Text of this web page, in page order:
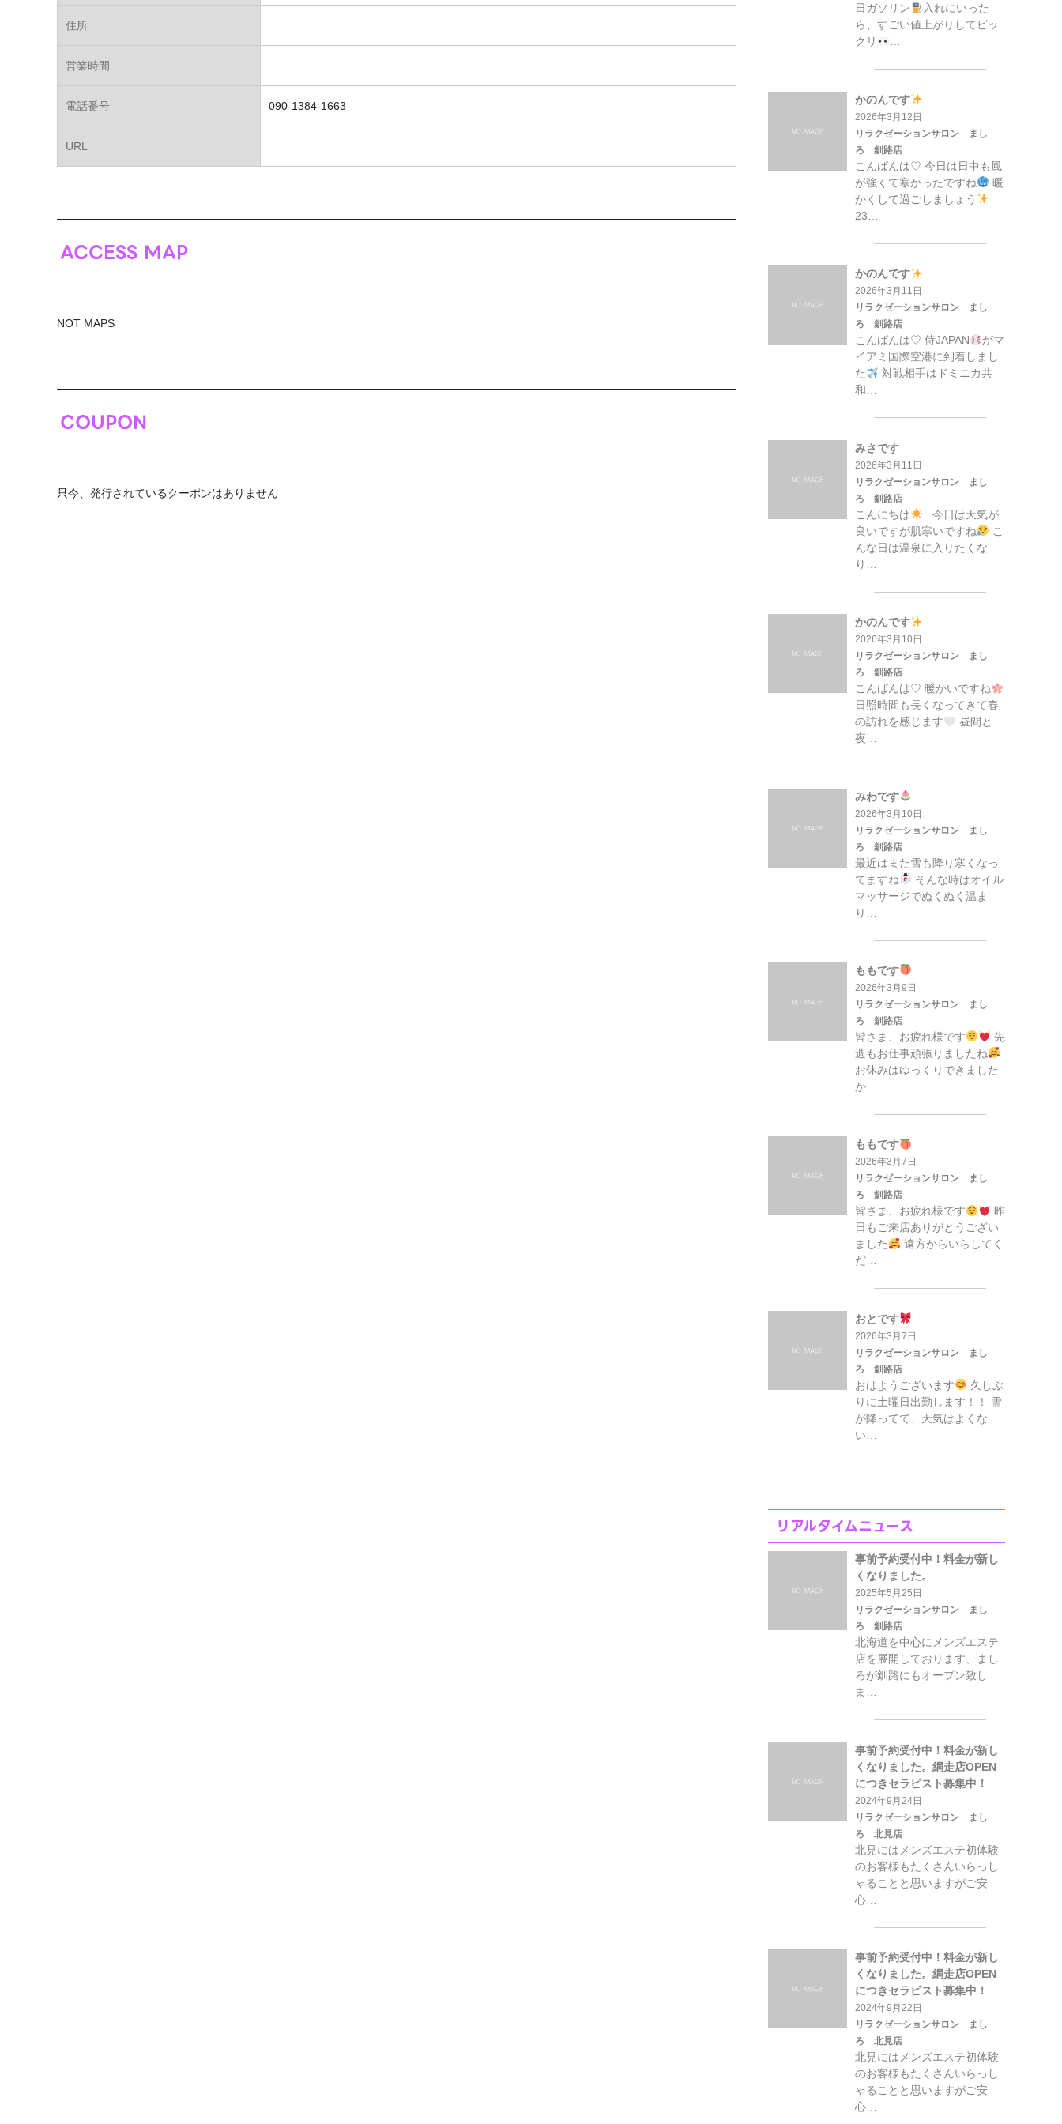
住所
営業時間
電話番号 090-1384-1663
URL
ACCESS MAP
NOT MAPS
COUPON
只今、発行されているクーポンはありません
日ガソリン
入れにいった
ら、すごい値上がりしてビッ
クリ
…
かのんです
2026年3月12日
リラクゼーションサロン まし
ろ 釧路店
こんばんは♡ 今日は日中も風
が強くて寒かったですね
暖
かくして過ごしましょう
23…
かのんです
2026年3月11日
リラクゼーションサロン まし
ろ 釧路店
こんばんは♡ 侍JAPAN
がマ
イアミ国際空港に到着しまし
た
対戦相手はドミニカ共
和…
みさです
2026年3月11日
リラクゼーションサロン まし
ろ 釧路店
こんにちは
今日は天気が
良いですが肌寒いですね
こ
んな日は温泉に入りたくな
り…
かのんです
2026年3月10日
リラクゼーションサロン まし
ろ 釧路店
こんばんは♡ 暖かいですね
日照時間も長くなってきて春
の訪れを感じます
昼間と
夜…
みわです
2026年3月10日
リラクゼーションサロン まし
ろ 釧路店
最近はまた雪も降り寒くなっ
てますね
そんな時はオイル
マッサージでぬくぬく温ま
り…
ももです
2026年3月9日
リラクゼーションサロン まし
ろ 釧路店
皆さま、お疲れ様です
先
週もお仕事頑張りましたね
お休みはゆっくりできました
か…
ももです
2026年3月7日
リラクゼーションサロン まし
ろ 釧路店
皆さま、お疲れ様です
昨
日もご来店ありがとうござい
ました
遠方からいらしてく
だ…
おとです
2026年3月7日
リラクゼーションサロン まし
ろ 釧路店
おはようございます
久しぶ
りに土曜日出勤します！！ 雪
が降ってて、天気はよくな
い…
リアルタイムニュース
事前予約受付中！料金が新し
くなりました。
2025年5月25日
リラクゼーションサロン まし
ろ 釧路店
北海道を中心にメンズエステ
店を展開しております、まし
ろが釧路にもオープン致し
ま…
事前予約受付中！料金が新し
くなりました。網走店OPEN
につきセラピスト募集中！
2024年9月24日
リラクゼーションサロン まし
ろ 北見店
北見にはメンズエステ初体験
のお客様もたくさんいらっし
ゃることと思いますがご安
心…
事前予約受付中！料金が新し
くなりました。網走店OPEN
につきセラピスト募集中！
2024年9月22日
リラクゼーションサロン まし
ろ 北見店
北見にはメンズエステ初体験
のお客様もたくさんいらっし
ゃることと思いますがご安
心…